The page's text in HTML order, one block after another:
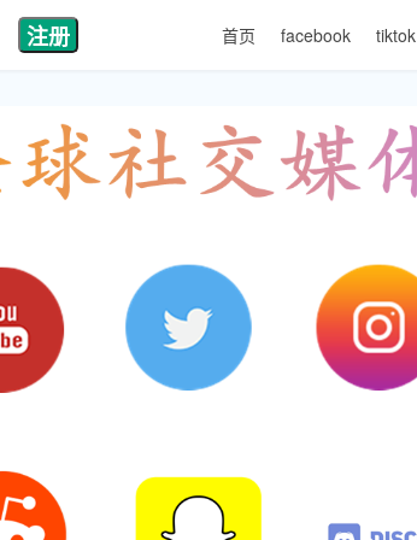
注册 首页 facebook tiktok